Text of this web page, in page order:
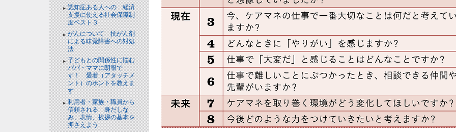
認知症ある人への 経済
支援に使える社会保障制
度ベスト３
がんについて 抗がん剤
による味覚障害への対処
法
子どもとの関係性に悩む
パパ・ママに朗報で
す！ 愛着（アタッチメ
ント）のホントを教えま
す
利用者・家族・職員から
信頼される 身だしな
み、表情、挨拶の基本を
押さえよう